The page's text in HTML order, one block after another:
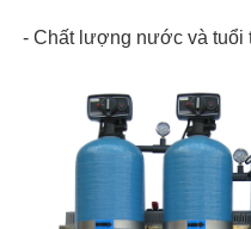
- Chất lượng nước và tuổi